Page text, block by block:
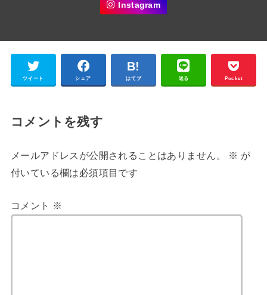
Instagram
ツイート シェア はてブ 送る Pocket
コメントを残す
メールアドレスが公開されることはありません。 ※ が
付いている欄は必須項目です
コメント ※